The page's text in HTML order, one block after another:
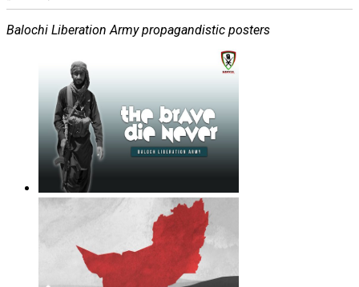
Balochi Liberation Army propagandistic posters